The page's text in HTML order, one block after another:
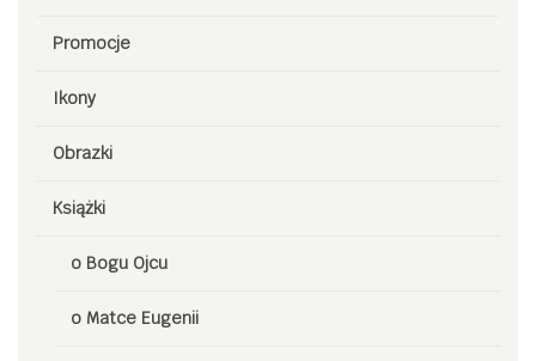
Promocje
Ikony
Obrazki
Książki
o Bogu Ojcu
o Matce Eugenii